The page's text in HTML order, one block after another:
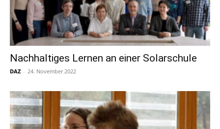
Nachhaltiges Lernen an einer Solarschule
DAZ - 24. November 2022